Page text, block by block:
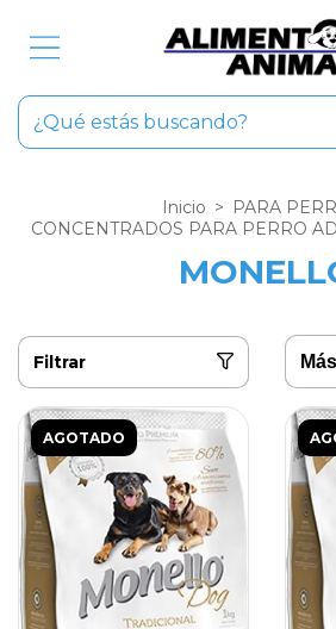
Inicio > PARA
CONCENTRADOS PARA PERRO
Filtrar
AGOTADO